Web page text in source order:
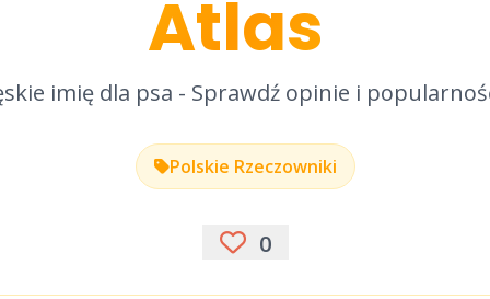
Atlas
imię dla psa - Sprawdź opinie i
Polskie Rzeczowniki
0